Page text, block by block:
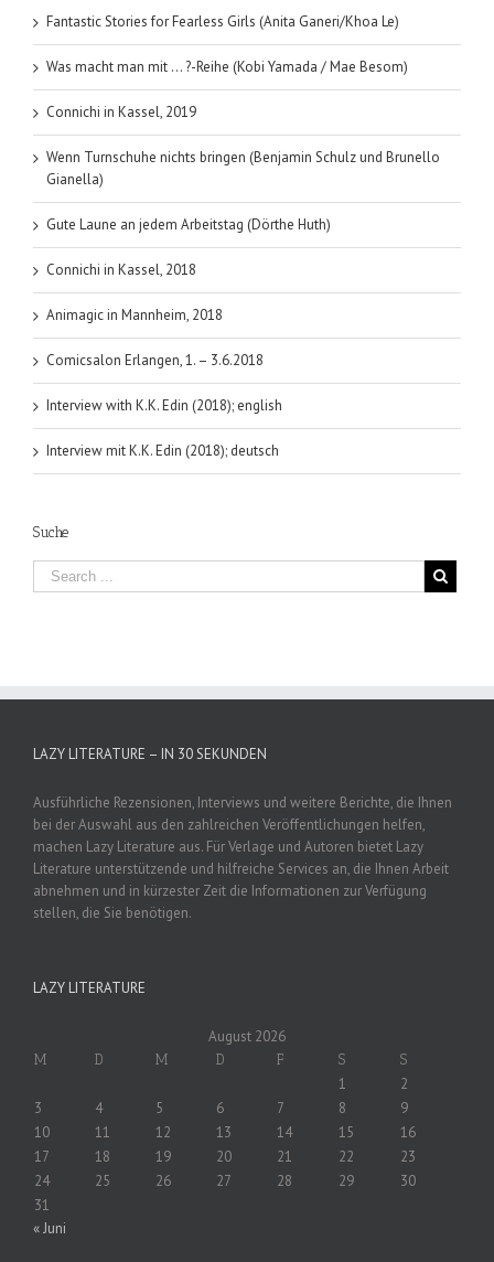
4
Fantastic Stories for Fearless Girls (Anita Ganeri/Khoa Le)
Was macht man mit … ?-Reihe (Kobi Yamada / Mae Besom)
Connichi in Kassel, 2019
Wenn Turnschuhe nichts bringen (Benjamin Schulz und Brunello
Gianella)
Gute Laune an jedem Arbeitstag (Dörthe Huth)
Connichi in Kassel, 2018
Animagic in Mannheim, 2018
Comicsalon Erlangen, 1. – 3.6.2018
Interview with K.K. Edin (2018); english
Interview mit K.K. Edin (2018); deutsch
Suche
LAZY LITERATURE – IN 30 SEKUNDEN
Ausführliche Rezensionen, Interviews und weitere Berichte, die Ihnen
bei der Auswahl aus den zahlreichen Veröffentlichungen helfen,
machen Lazy Literature aus. Für Verlage und Autoren bietet Lazy
Literature unterstützende und hilfreiche Services an, die Ihnen Arbeit
abnehmen und in kürzester Zeit die Informationen zur Verfügung
stellen, die Sie benötigen.
LAZY LITERATURE
August 2026
M D M D F S S
1
2
3
4 5 6 7 8
9
10
11 12 13 14 15
16
17
18 19 20 21 22
23
24
25 26 27 28 29
30
31
« Juni